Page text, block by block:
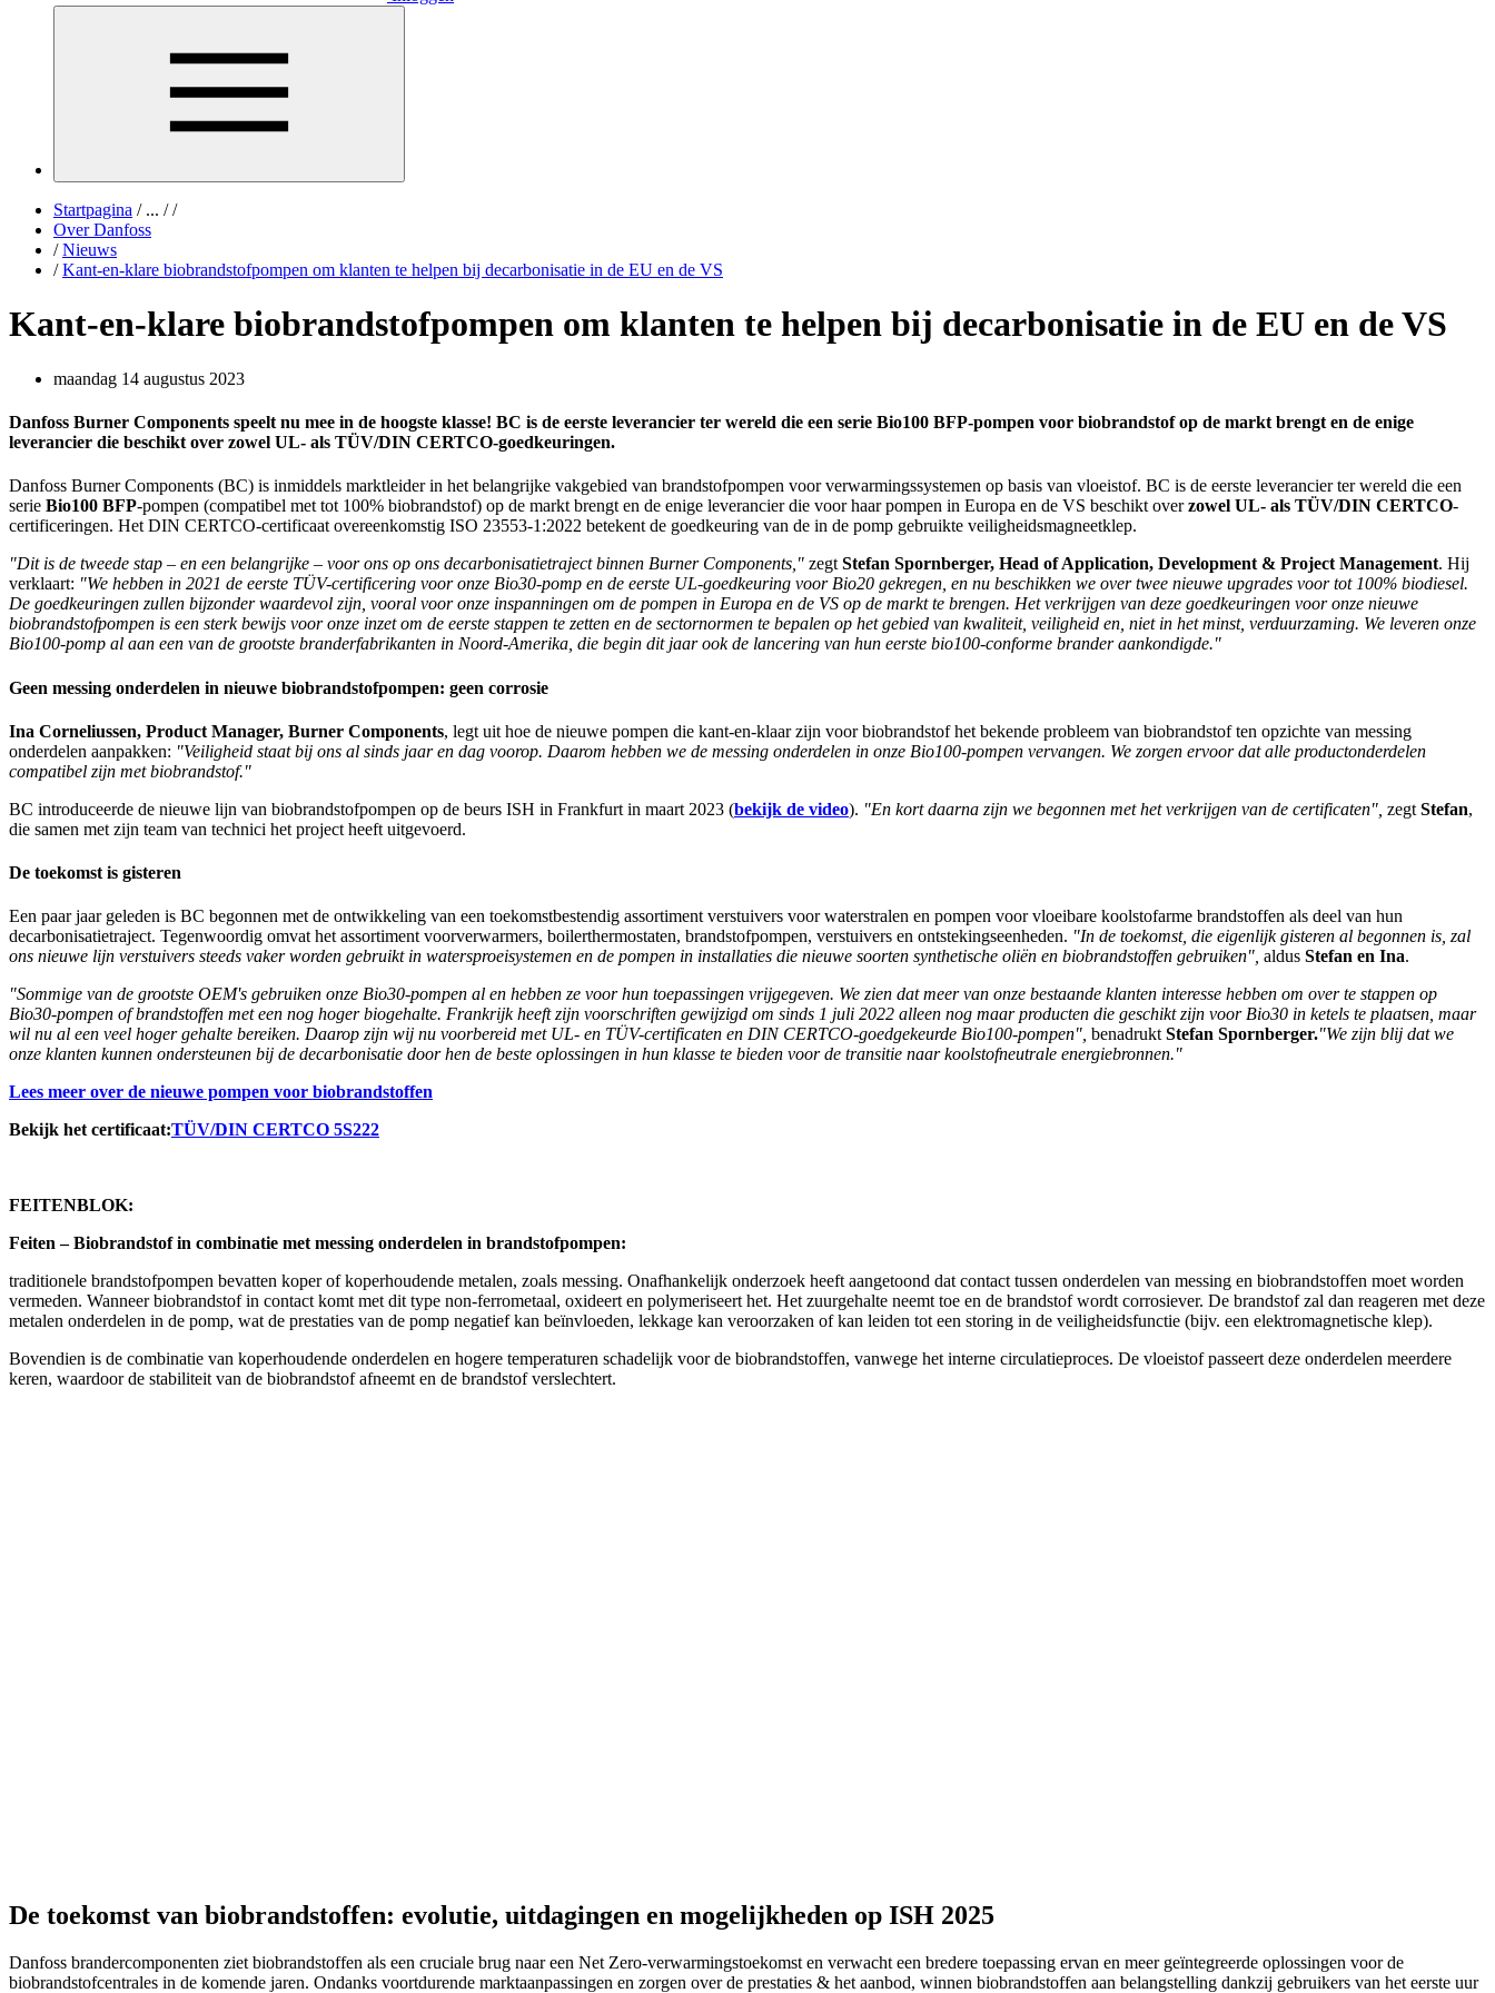
Startpagina /... / /
Over Danfoss
/ Nieuws
/ Kant-en-klare biobrandstofpompen om klanten te helpen bij decarbonisatie in de EU en de VS
Kant-en-klare biobrandstofpompen om klanten te helpen bij decarbonisatie in de EU en de VS
maandag 14 augustus 2023
Danfoss Burner Components speelt nu mee in de hoogste klasse! BC is de eerste leverancier ter wereld die een serie Bio100 BFP-pompen voor biobrandstof op de markt brengt en de enige
leverancier die beschikt over zowel UL- als TÜV/DIN CERTCO-goedkeuringen.
Danfoss Burner Components (BC) is inmiddels marktleider in het belangrijke vakgebied van brandstofpompen voor verwarmingssystemen op basis van vloeistof. BC is de eerste leverancier ter wereld die een
serie Bio100 BFP-pompen (compatibel met tot 100% biobrandstof) op de markt brengt en de enige leverancier die voor haar pompen in Europa en de VS beschikt overzowel UL- als TÜV/DIN CERTCO-
certificeringen. Het DIN CERTCO-certificaat overeenkomstig ISO 23553-1:2022 betekent de goedkeuring van de in de pomp gebruikte veiligheidsmagneetklep.
"Dit is de tweede stap – en een belangrijke – voor ons op ons decarbonisatietraject binnen Burner Components," zegtStefan Spornberger, Head of Application, Development & Project Management. Hij
verklaart: "We hebben in 2021 de eerste TÜV-certificering voor onze Bio30-pomp en de eerste UL-goedkeuring voor Bio20 gekregen, en nu beschikken we over twee nieuwe upgrades voor tot 100% biodiesel.
De goedkeuringen zullen bijzonder waardevol zijn, vooral voor onze inspanningen om de pompen in Europa en de VS op de markt te brengen. Het verkrijgen van deze goedkeuringen voor onze nieuwe
biobrandstofpompen is een sterk bewijs voor onze inzet om de eerste stappen te zetten en de sectornormen te bepalen op het gebied van kwaliteit, veiligheid en, niet in het minst, verduurzaming. We leveren onze
Bio100-pomp al aan een van de grootste branderfabrikanten in Noord-Amerika, die begin dit jaar ook de lancering van hun eerste bio100-conforme brander aankondigde."
Geen messing onderdelen in nieuwe biobrandstofpompen: geen corrosie
Ina Corneliussen, Product Manager, Burner Components, legt uit hoe de nieuwe pompen die kant-en-klaar zijn voor biobrandstof het bekende probleem van biobrandstof ten opzichte van messing
onderdelen aanpakken: "Veiligheid staat bij ons al sinds jaar en dag voorop. Daarom hebben we de messing onderdelen in onze Bio100-pompen vervangen. We zorgen ervoor dat alle productonderdelen
compatibel zijn met biobrandstof."
BC introduceerde de nieuwe lijn van biobrandstofpompen op de beurs ISH in Frankfurt in maart 2023 (bekijk de video). "En kort daarna zijn we begonnen met het verkrijgen van de certificaten", zegt Stefan,
die samen met zijn team van technici het project heeft uitgevoerd.
De toekomst is gisteren
Een paar jaar geleden is BC begonnen met de ontwikkeling van een toekomstbestendig assortiment verstuivers voor waterstralen en pompen voor vloeibare koolstofarme brandstoffen als deel van hun
decarbonisatietraject. Tegenwoordig omvat het assortiment voorverwarmers, boilerthermostaten, brandstofpompen, verstuivers en ontstekingseenheden. "In de toekomst, die eigenlijk gisteren al begonnen is, zal
ons nieuwe lijn verstuivers steeds vaker worden gebruikt in watersproeisystemen en de pompen in installaties die nieuwe soorten synthetische oliën en biobrandstoffen gebruiken", aldus Stefan en Ina.
"Sommige van de grootste OEM's gebruiken onze Bio30-pompen al en hebben ze voor hun toepassingen vrijgegeven. We zien dat meer van onze bestaande klanten interesse hebben om over te stappen op
Bio30-pompen of brandstoffen met een nog hoger biogehalte. Frankrijk heeft zijn voorschriften gewijzigd om sinds 1 juli 2022 alleen nog maar producten die geschikt zijn voor Bio30 in ketels te plaatsen, maar
wil nu al een veel hoger gehalte bereiken. Daarop zijn wij nu voorbereid met UL- en TÜV-certificaten en DIN CERTCO-goedgekeurde Bio100-pompen", benadruktStefan Spornberger."We zijn blij dat we
onze klanten kunnen ondersteunen bij de decarbonisatie door hen de beste oplossingen in hun klasse te bieden voor de transitie naar koolstofneutrale energiebronnen."
Lees meer over de nieuwe pompen voor biobrandstoffen
Bekijk het certificaat:TÜV/DIN CERTCO 5S222
FEITENBLOK:
Feiten – Biobrandstof in combinatie met messing onderdelen in brandstofpompen:
traditionele brandstofpompen bevatten koper of koperhoudende metalen, zoals messing. Onafhankelijk onderzoek heeft aangetoond dat contact tussen onderdelen van messing en biobrandstoffen moet worden
vermeden. Wanneer biobrandstof in contact komt met dit type non-ferrometaal, oxideert en polymeriseert het. Het zuurgehalte neemt toe en de brandstof wordt corrosiever. De brandstof zal dan reageren met deze
metalen onderdelen in de pomp, wat de prestaties van de pomp negatief kan beïnvloeden, lekkage kan veroorzaken of kan leiden tot een storing in de veiligheidsfunctie (bijv. een elektromagnetische klep).
Bovendien is de combinatie van koperhoudende onderdelen en hogere temperaturen schadelijk voor de biobrandstoffen, vanwege het interne circulatieproces. De vloeistof passeert deze onderdelen meerdere
keren, waardoor de stabiliteit van de biobrandstof afneemt en de brandstof verslechtert.
De toekomst van biobrandstoffen: evolutie, uitdagingen en mogelijkheden op ISH 2025
Danfoss brandercomponenten ziet biobrandstoffen als een cruciale brug naar een Net Zero-verwarmingstoekomst en verwacht een bredere toepassing ervan en meer geïntegreerde oplossingen voor de
biobrandstofcentrales in de komende jaren. Ondanks voortdurende marktaanpassingen en zorgen over de prestaties & het aanbod, winnen biobrandstoffen aan belangstelling dankzij gebruikers van het eerste uur